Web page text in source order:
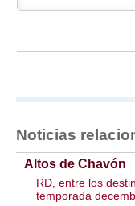
Noticias
Altos de Chavón
RD, entre los
temporada